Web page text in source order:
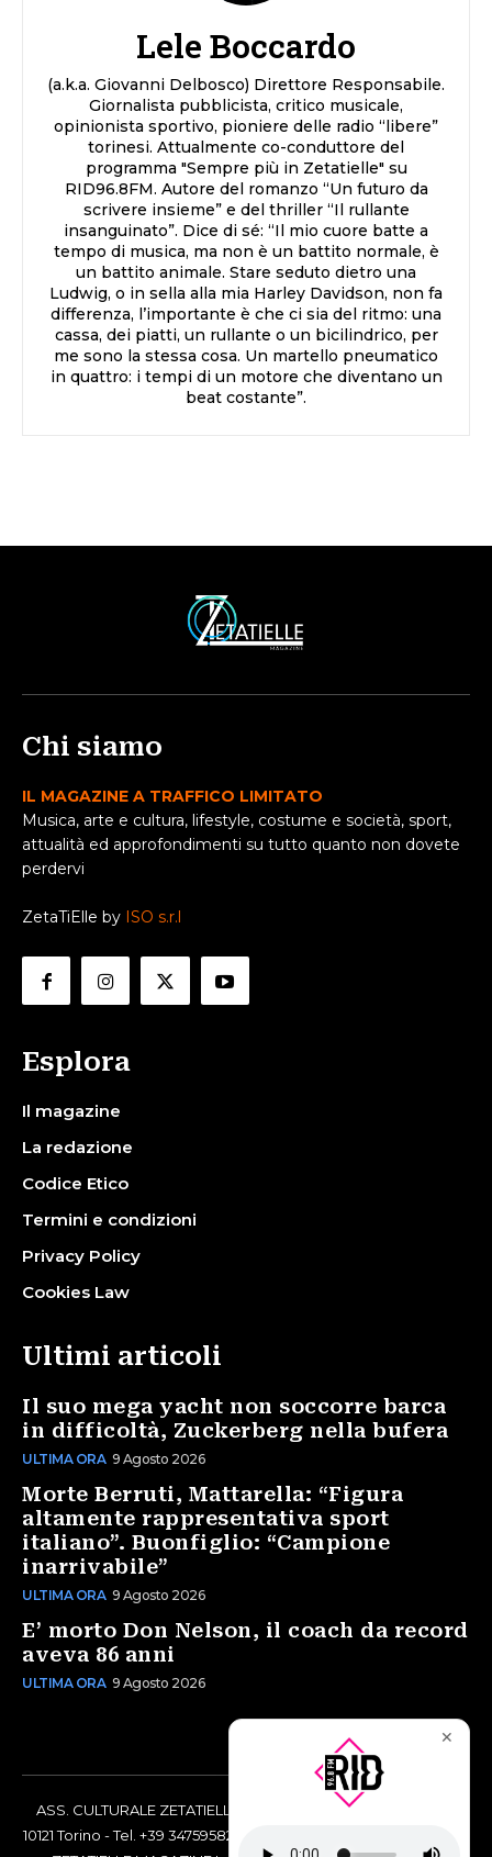
Lele Boccardo
(a.k.a. Giovanni Delbosco) Direttore Responsabile.
Giornalista pubblicista, critico musicale,
opinionista sportivo, pioniere delle radio “libere”
torinesi. Attualmente co-conduttore del
programma "Sempre più in Zetatielle" su
RID96.8FM. Autore del romanzo “Un futuro da
scrivere insieme” e del thriller “Il rullante
insanguinato”. Dice di sé: “Il mio cuore batte a
tempo di musica, ma non è un battito normale, è
un battito animale. Stare seduto dietro una
Ludwig, o in sella alla mia Harley Davidson, non fa
differenza, l’importante è che ci sia del ritmo: una
cassa, dei piatti, un rullante o un bicilindrico, per
me sono la stessa cosa. Un martello pneumatico
in quattro: i tempi di un motore che diventano un
beat costante”.
Chi siamo
IL MAGAZINE A TRAFFICO LIMITATO
Musica, arte e cultura, lifestyle, costume e società, sport,
attualità ed approfondimenti su tutto quanto non dovete
perdervi
ZetaTiElle by ISO s.r.l
Esplora
Il magazine
La redazione
Codice Etico
Termini e condizioni
Privacy Policy
Cookies Law
Ultimi articoli
Il suo mega yacht non soccorre barca
in difficoltà, Zuckerberg nella bufera
ULTIMA ORA 9 Agosto 2026
Morte Berruti, Mattarella: “Figura
altamente rappresentativa sport
italiano”. Buonfiglio: “Campione
inarrivabile”
ULTIMA ORA 9 Agosto 2026
E’ morto Don Nelson, il coach da record
aveva 86 anni
ULTIMA ORA 9 Agosto 2026
ASS. CULTURALE ZETATIELLE OFF via Vittorio Amedeo II, 21 -
10121 Torino - Tel. +39 3475958238 - Codice Fiscale 97883690014
✕